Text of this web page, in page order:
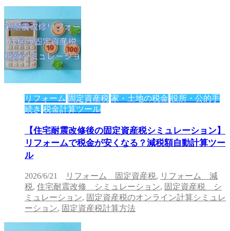
リフォーム 固定資産税 家・土地の税金 役所・公的手
続き 税金計算ツール
【住宅耐震改修後の固定資産税シミュレーション】
リフォームで税金が安くなる？減税額自動計算ツー
ル
2026/6/21 リフォーム 固定資産税, リフォーム 減
税, 住宅耐震改修 シミュレーション, 固定資産税 シ
ミュレーション, 固定資産税のオンライン計算シミュレ
ーション, 固定資産税計算方法